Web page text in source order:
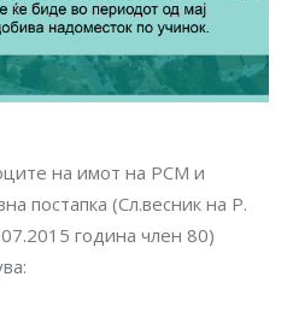
на имот на РСМ и
постапка (Сл.весник на Р.
година член 80)